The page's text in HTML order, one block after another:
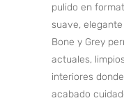
pulido en
suave,
Bone y Grey
actuales,
interiores
acabado